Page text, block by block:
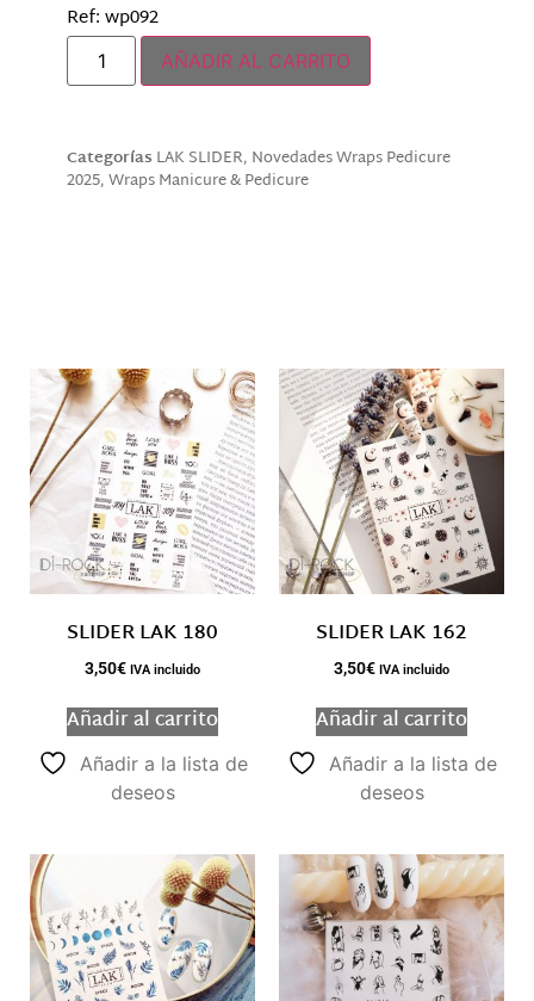
Ref: wp092
AÑADIR AL CARRITO
Categorías LAK SLIDER, Novedades Wraps Pedicure
2025,Wraps Manicure & Pedicure
SLIDER LAK 180
3,50€ IVA incluido
Añadir al carrito
Añadir a la lista de
deseos
SLIDER LAK 162
3,50€ IVA incluido
Añadir al carrito
Añadir a la lista de
deseos